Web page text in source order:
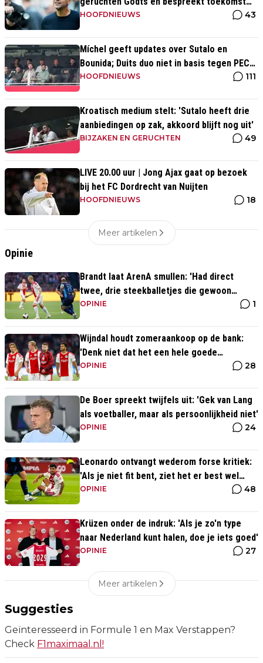
Baas bij Ajax
HOOFDNIEUWS 43
Míchel geeft updates over Sutalo en
Bounida; Duits duo niet in basis tegen PEC
Zwolle
HOOFDNIEUWS 111
Kroatisch medium stelt: 'Sutalo heeft drie
aanbiedingen op zak, akkoord blijft nog uit'
BIJZAKEN EN GERUCHTEN 49
LIVE 20.00 uur | Jong Ajax gaat op bezoek
bij het FC Dordrecht van Nuijten
HOOFDNIEUWS 18
Meer artikelen
Opinie
Brandt laat ArenA smullen: 'Had direct
twee, drie steekballetjes die gewoon
perfect waren'
OPINIE 1
Wijndal houdt zomeraankoop op de bank:
'Denk niet dat het een hele goede
verdediger is'
OPINIE 28
De Boer spreekt twijfels uit: 'Gek van Lang
als voetballer, maar als persoonlijkheid niet'
OPINIE 24
Leonardo ontvangt wederom forse kritiek:
'Als je niet fit bent, ziet het er best wel
slecht uit'
OPINIE 48
Krüzen onder de indruk: 'Als je zo'n type
naar Nederland kunt halen, doe je iets goed'
OPINIE 27
Meer artikelen
Suggesties
Geïnteresseerd in Formule 1 en Max Verstappen?
Check F1maximaal.nl!